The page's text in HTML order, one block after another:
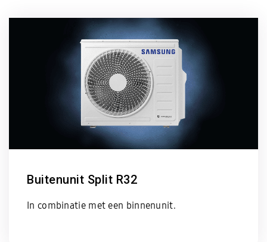
Buitenunit Split R32
In combinatie met een binnenunit.